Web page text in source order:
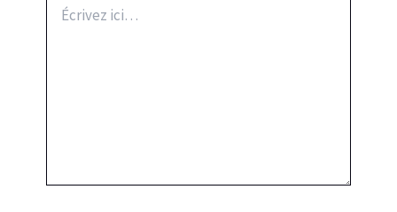
ici…